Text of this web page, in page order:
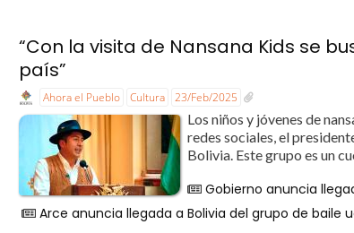
“Con la visita de Nansana Kids se
país”
Ahora el Pueblo Cultura 23/Feb/2025
Los niños y jóvenes de
redes sociales, el
Bolivia. Este grupo es un
Gobierno anuncia
Arce anuncia llegada a Bolivia del grupo de baile